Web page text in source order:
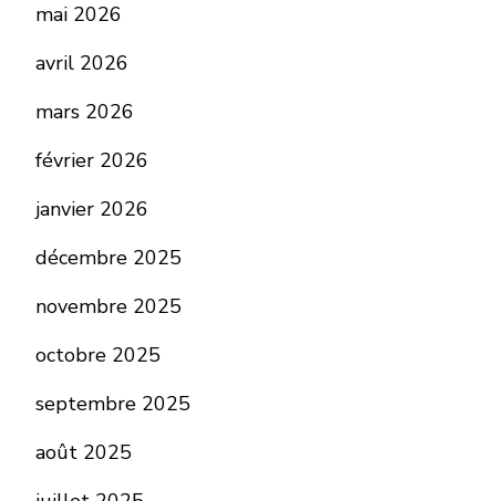
mai 2026
avril 2026
mars 2026
février 2026
janvier 2026
décembre 2025
novembre 2025
octobre 2025
septembre 2025
août 2025